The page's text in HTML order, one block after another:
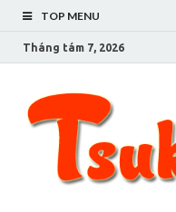
TOP MENU
Tháng tám 7, 2026